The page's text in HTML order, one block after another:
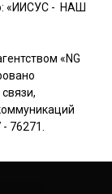
«ИИСУС - НАШ
«NG
76271.